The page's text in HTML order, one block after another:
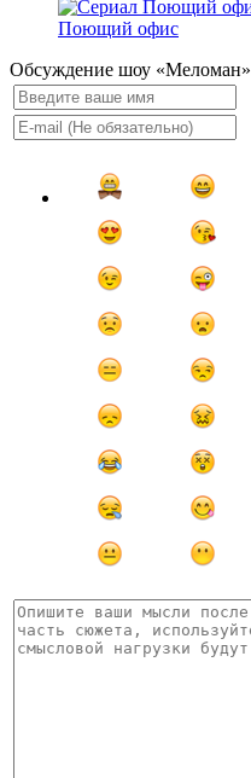
Поющий офис
Обсуждение шоу «Меломан»